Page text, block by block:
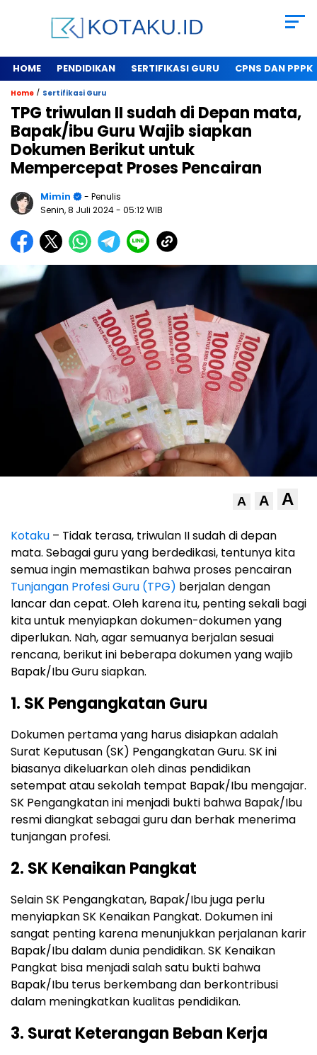
HOME PENDIDIKAN SERTIFIKASI GURU CPNS DAN PPPK
Home / Sertifikasi Guru
TPG triwulan II sudah di Depan mata,
Bapak/ibu Guru Wajib siapkan
Dokumen Berikut untuk
Mempercepat Proses Pencairan
Mimin
- Penulis
Senin, 8 Juli 2024- 05:12 WIB
A A A
Kotaku – Tidak terasa, triwulan II sudah di depan
mata. Sebagai guru yang berdedikasi, tentunya kita
semua ingin memastikan bahwa proses pencairan
Tunjangan Profesi Guru (TPG) berjalan dengan
lancar dan cepat. Oleh karena itu, penting sekali bagi
kita untuk menyiapkan dokumen-dokumen yang
diperlukan. Nah, agar semuanya berjalan sesuai
rencana, berikut ini beberapa dokumen yang wajib
Bapak/Ibu Guru siapkan.
1. SK Pengangkatan Guru
Dokumen pertama yang harus disiapkan adalah
Surat Keputusan (SK) Pengangkatan Guru. SK ini
biasanya dikeluarkan oleh dinas pendidikan
setempat atau sekolah tempat Bapak/Ibu mengajar.
SK Pengangkatan ini menjadi bukti bahwa Bapak/Ibu
resmi diangkat sebagai guru dan berhak menerima
tunjangan profesi.
2. SK Kenaikan Pangkat
Selain SK Pengangkatan, Bapak/Ibu juga perlu
menyiapkan SK Kenaikan Pangkat. Dokumen ini
sangat penting karena menunjukkan perjalanan karir
Bapak/Ibu dalam dunia pendidikan. SK Kenaikan
Pangkat bisa menjadi salah satu bukti bahwa
Bapak/Ibu terus berkembang dan berkontribusi
dalam meningkatkan kualitas pendidikan.
3. Surat Keterangan Beban Kerja